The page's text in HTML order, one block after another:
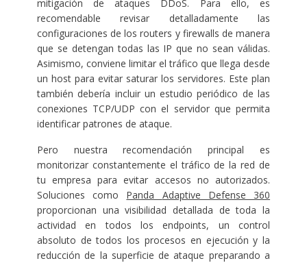
mitigación de ataques DDoS. Para ello, es
recomendable revisar detalladamente las
configuraciones de los routers y firewalls de manera
que se detengan todas las IP que no sean válidas.
Asimismo, conviene limitar el tráfico que llega desde
un host para evitar saturar los servidores. Este plan
también debería incluir un estudio periódico de las
conexiones TCP/UDP con el servidor que permita
identificar patrones de ataque.
Pero nuestra recomendación principal es
monitorizar constantemente el tráfico de la red de
tu empresa para evitar accesos no autorizados.
Soluciones como Panda Adaptive Defense 360
proporcionan una visibilidad detallada de toda la
actividad en todos los endpoints, un control
absoluto de todos los procesos en ejecución y la
reducción de la superficie de ataque preparando a